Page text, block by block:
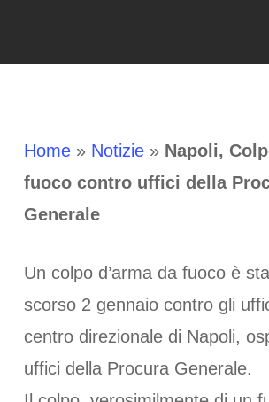
Home» Notizie» Napoli,
fuoco contro uffici della
Generale
Un colpo d’arma da fuoco è
scorso 2 gennaio contro gli
centro direzionale di Napoli,
uffici della Procura Generale.